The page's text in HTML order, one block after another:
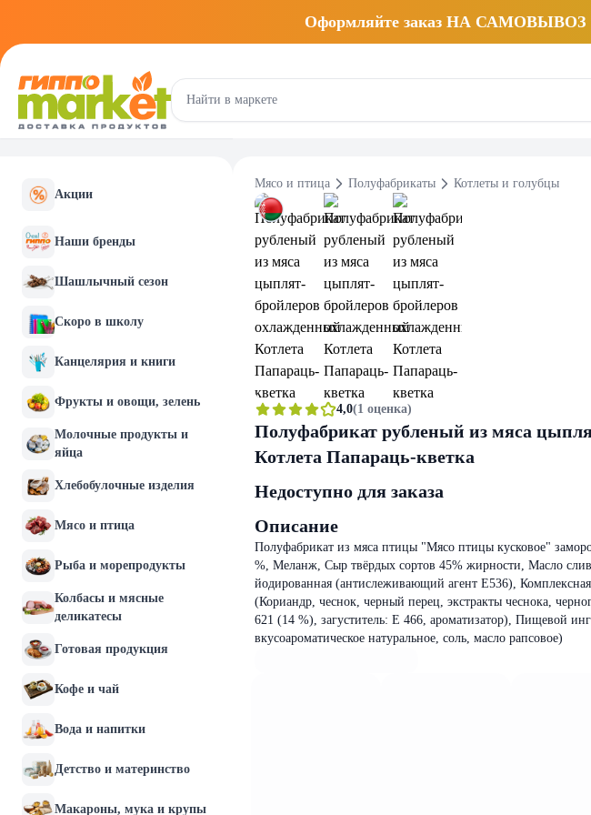
Оформляйте заказ НА САМОВЫВОЗ
Акции
Наши бренды
Шашлычный сезон
Скоро в школу
Канцелярия и книги
Фрукты и овощи, зелень
Молочные продукты и
яйца
Хлебобулочные изделия
Мясо и птица
Рыба и морепродукты
Колбасы и мясные
деликатесы
Готовая продукция
Кофе и чай
Вода и напитки
Детство и материнство
Макароны, мука и крупы
Мясо и птица Полуфабрикаты Котлеты и голубцы
4,0(1 оценка)
Полуфабрикат рубленый из мяса
Котлета Папараць-кветка
Недоступно для заказа
Описание
Полуфабрикат из мяса птицы "Мясо птицы кусковое"
%, Меланж, Сыр твёрдых сортов 45% жирности, Масло
йодированная (антислеживающий агент Е536),
(Кориандр, чеснок, черный перец, экстракты чеснока,
621 (14 %), загуститель: E 466, ароматизатор), Пищевой
вкусоароматическое натуральное, соль, масло рапсовое)